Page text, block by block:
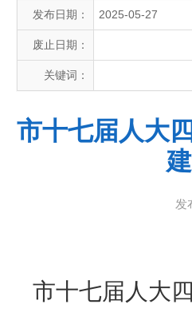
发布日期： 2025-05-27
废止日期：
关键词：
市十七届人大
发
市十七届人 大